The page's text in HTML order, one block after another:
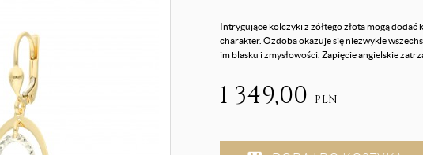
Intrygujące kolczyki z żółtego złota mogą
charakter. Ozdoba okazuje się niezwykle
im blasku i zmysłowości. Zapięcie angielskie
1 349,00 PLN